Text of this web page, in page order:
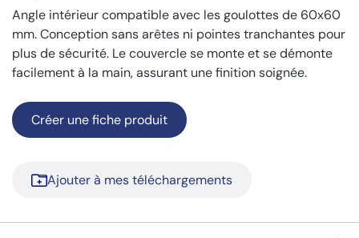
Angle intérieur compatible avec les goulottes de 60x60
mm. Conception sans arêtes ni pointes tranchantes pour
plus de sécurité. Le couvercle se monte et se démonte
facilement à la main, assurant une finition soignée.
Créer une fiche produit
Ajouter à mes téléchargements